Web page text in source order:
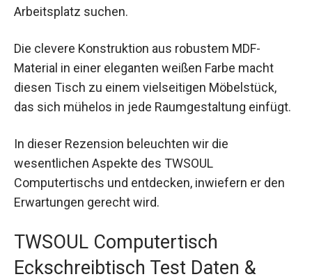
Arbeitsplatz suchen.
Die clevere Konstruktion aus robustem MDF-
Material in einer eleganten weißen Farbe macht
diesen Tisch zu einem vielseitigen Möbelstück,
das sich mühelos in jede Raumgestaltung einfügt.
In dieser Rezension beleuchten wir die
wesentlichen Aspekte des TWSOUL
Computertischs und entdecken, inwiefern er den
Erwartungen gerecht wird.
TWSOUL Computertisch
Eckschreibtisch Test Daten &